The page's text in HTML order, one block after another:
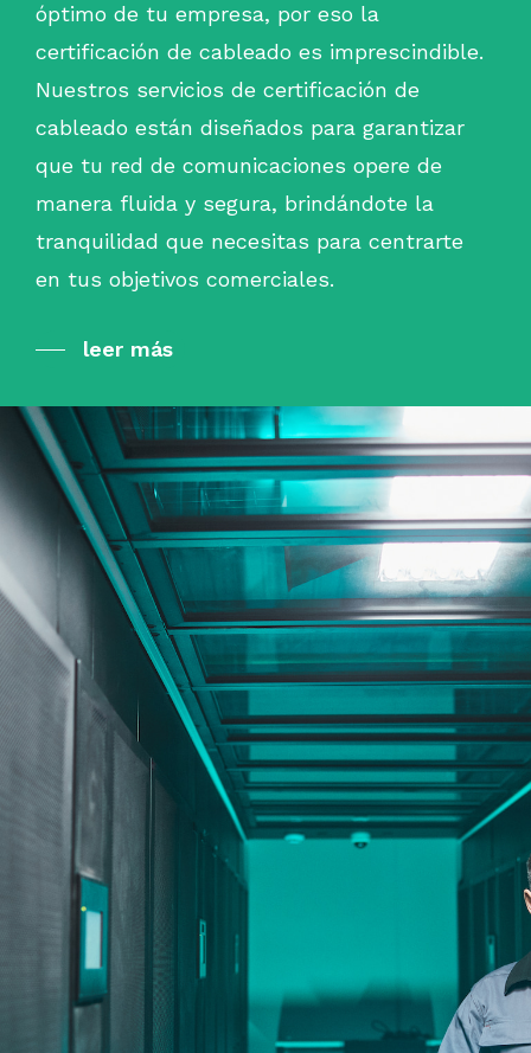
óptimo de tu empresa, por eso la
certificación de cableado es imprescindible.
Nuestros servicios de certificación de
cableado están diseñados para garantizar
que tu red de comunicaciones opere de
manera fluida y segura, brindándote la
tranquilidad que necesitas para centrarte
en tus objetivos comerciales.
leer más